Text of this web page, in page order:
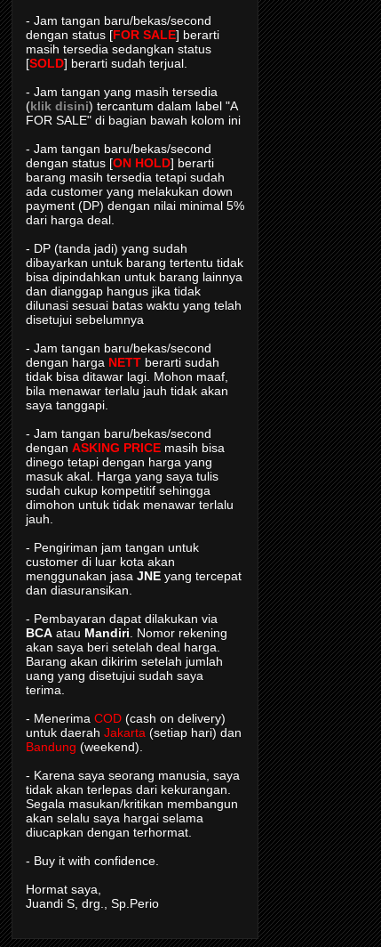
- Jam tangan baru/bekas/second
dengan status [FOR SALE] berarti
masih tersedia sedangkan status
[SOLD] berarti sudah terjual.
- Jam tangan yang masih tersedia
(klik disini) tercantum dalam label "A
FOR SALE" di bagian bawah kolom ini
- Jam tangan baru/bekas/second
dengan status [ON HOLD] berarti
barang masih tersedia tetapi sudah
ada customer yang melakukan down
payment (DP) dengan nilai minimal 5%
dari harga deal.
- DP (tanda jadi) yang sudah
dibayarkan untuk barang tertentu tidak
bisa dipindahkan untuk barang lainnya
dan dianggap hangus jika tidak
dilunasi sesuai batas waktu yang telah
disetujui sebelumnya
- Jam tangan baru/bekas/second
dengan harga NETT berarti sudah
tidak bisa ditawar lagi. Mohon maaf,
bila menawar terlalu jauh tidak akan
saya tanggapi.
- Jam tangan baru/bekas/second
dengan ASKING PRICE masih bisa
dinego tetapi dengan harga yang
masuk akal. Harga yang saya tulis
sudah cukup kompetitif sehingga
dimohon untuk tidak menawar terlalu
jauh.
- Pengiriman jam tangan untuk
customer di luar kota akan
menggunakan jasa JNE yang tercepat
dan diasuransikan.
- Pembayaran dapat dilakukan via
BCA atau Mandiri . Nomor rekening
akan saya beri setelah deal harga.
Barang akan dikirim setelah jumlah
uang yang disetujui sudah saya
terima.
- Menerima COD (cash on delivery)
untuk daerah Jakarta (setiap hari) dan
Bandung (weekend).
- Karena saya seorang manusia, saya
tidak akan terlepas dari kekurangan.
Segala masukan/kritikan membangun
akan selalu saya hargai selama
diucapkan dengan terhormat.
- Buy it with confidence.
Hormat saya,
Juandi S, drg., Sp.Perio